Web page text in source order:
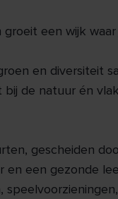
groeit een wijk
en diversiteit
de natuur én
gescheiden
en een gezonde